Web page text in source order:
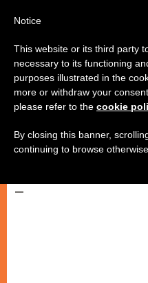
الكرادلة يقدمون 200 ألف يورو
في العراق
وهاييتي
–
Notice
This website or its third party
necessary to its functioning
purposes illustrated in the
more or withdraw your
please refer to the cookie
By closing this banner,
continuing to browse